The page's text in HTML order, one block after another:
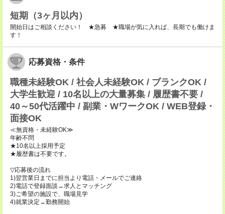
短期（3ヶ月以内）
開始日はご相談ください！ ★急募 ★職場が気に入れば、長期でも働けま
す！
応募資格・条件
職種未経験OK / 社会人未経験OK / ブランクOK /
大学生歓迎 / 10名以上の大量募集 / 履歴書不要 /
40～50代活躍中 / 副業・WワークOK / WEB登録・
面接OK
≪無資格・未経験OK≫
年齢不問
★10名以上採用予定
★履歴書は不要です。
▽応募後の流れ
1)翌営業日までに担当より電話・メールでご連絡
2)電話で登録面談→求人とマッチング
3)ご希望の施設で、職場見学
4)就業決定→勤務開始